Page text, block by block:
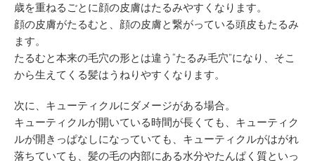
歳を重ねるごとに顔の皮膚はたるみやすくなります。
顔の皮膚がたるむと、顔の皮膚と繋がっている頭皮もたるみ
ます。
たるむと本来の毛穴の形とは違う“たるみ毛穴”になり、そこ
から生えてくる髪はうねりやすくなります。
次に、キューティクルにダメージがある場合。
キューティクルが開いている時間が長くても、キューティク
ルが開きっぱなしになっていても、キューティクルがはがれ
落ちていても、髪の毛の内部にある水分やたんぱく質といっ